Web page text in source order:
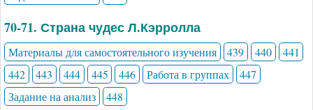
70-71. Страна чудес Л.Кэрролла
Материалы для самостоятельного изучения 439 440
441
442
443 444 445 446 Работа в группах
447
Задание на анализ
448